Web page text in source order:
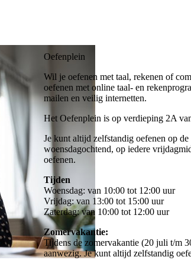
Oefenplein
Wil je oefenen met taal, rekenen of
oefenen met online taal- en
mailen en veilig internetten.
Het Oefenplein is op verdieping 2A
Je kunt altijd zelfstandig oefenen op
woensdagochtend, op iedere
oefenen.
Tijden
Woensdag: van 10:00 tot 12:00 uur
Vrijdag: van 13:00 tot 15:00 uur
Zaterdag: van 10:00 tot 12:00 uur
Zomervakantie:
Tijdens de zomervakantie (20 juli t/m
aanwezig. Je kunt altijd zelfstandig